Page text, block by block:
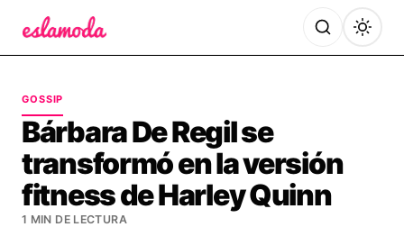
GOSSIP
Bárbara De Regil se
transformó en la versión
fitness de Harley Quinn
1 MIN DE LECTURA